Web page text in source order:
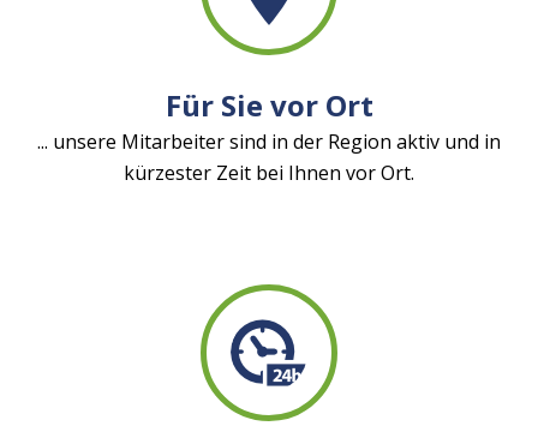
Für Sie vor Ort
... unsere Mitarbeiter sind in der Region aktiv und in
kürzester Zeit bei Ihnen vor Ort.